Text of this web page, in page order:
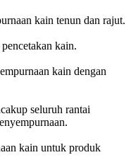
kain tenun dan rajut.
kain.
kain dengan
seluruh rantai
kain untuk produk